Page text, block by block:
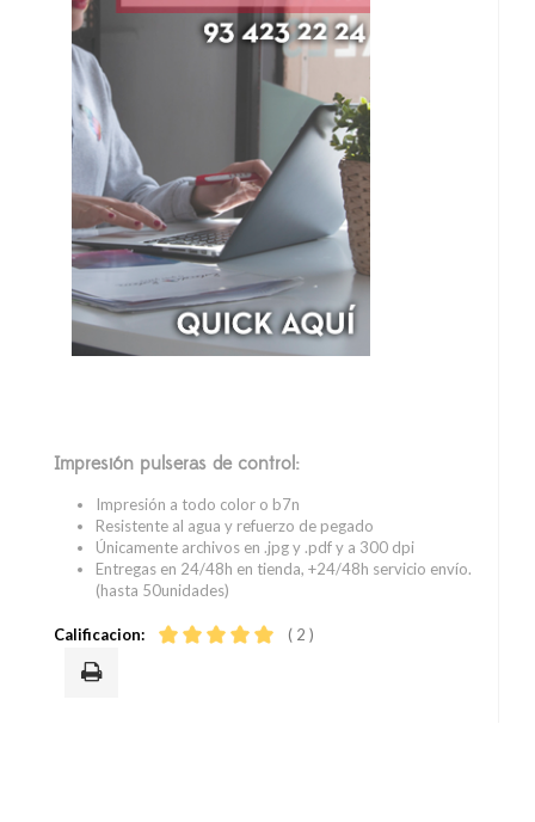
Impresión pulseras de control:
Impresión a todo color o b7n
Resistente al agua y refuerzo de pegado
Únicamente archivos en .jpg y .pdf y a 300 dpi
Entregas en 24/48h en tienda, +24/48h servicio envío.
(hasta 50unidades)
Calificacion: ( 2 )